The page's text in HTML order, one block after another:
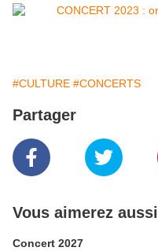
#CULTURE #CONCERTS
Partager
Vous aimerez aussi
Concert 2027